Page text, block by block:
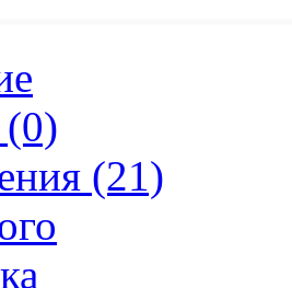
(21)